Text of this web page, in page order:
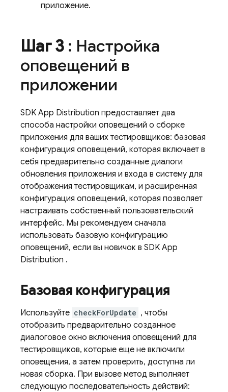
приложение.
Шаг 3 : Настройка
оповещений в
приложении
SDK App Distribution предоставляет два
способа настройки оповещений о сборке
приложения для ваших тестировщиков: базовая
конфигурация оповещений, которая включает в
себя предварительно созданные диалоги
обновления приложения и входа в систему для
отображения тестировщикам, и расширенная
конфигурация оповещений, которая позволяет
настраивать собственный пользовательский
интерфейс. Мы рекомендуем сначала
использовать базовую конфигурацию
оповещений, если вы новичок в SDK App
Distribution .
Базовая конфигурация
Используйте checkForUpdate , чтобы
отобразить предварительно созданное
диалоговое окно включения оповещений для
тестировщиков, которые еще не включили
оповещения, а затем проверить, доступна ли
новая сборка. При вызове метод выполняет
следующую последовательность действий: